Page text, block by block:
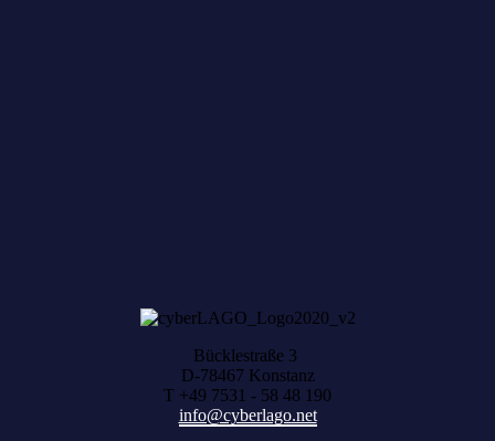
Bücklestraße 3
D-78467 Konstanz
T +49 7531 - 58 48 190
info@cyberlago.net